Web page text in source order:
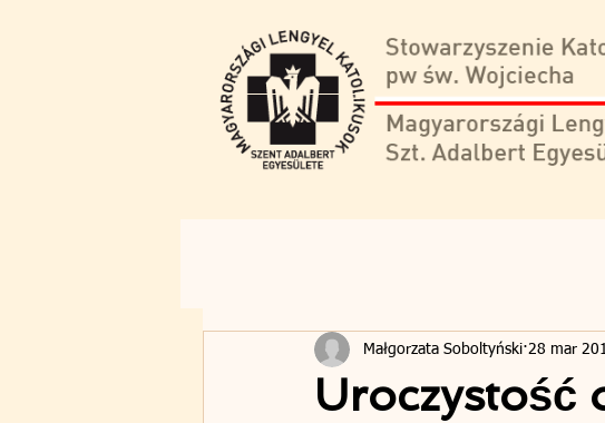
Uroczystość
Małgorzata Soboltyński 28 mar